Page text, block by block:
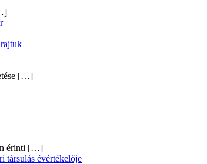
[…]
érinti […]
társulás évértékelője